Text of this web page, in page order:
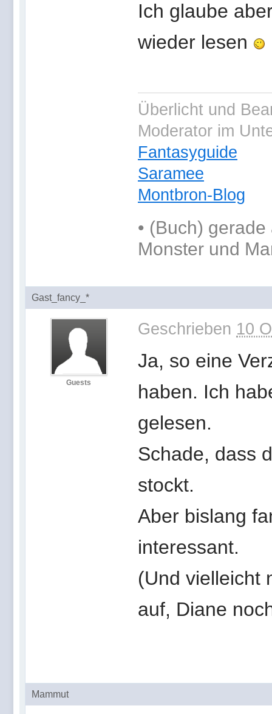
Ich glaube
wieder lesen
Überlicht und
Moderator im
Fantasyguide
Saramee
Montbron-Blog
• (Buch) gerade
Monster und
Gast_fancy_*
Guests
Geschrieben 10
Ja, so eine
haben. Ich
gelesen.
Schade, dass
stockt.
Aber bislang
interessant.
(Und vielleicht
auf, Diane
Mammut